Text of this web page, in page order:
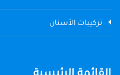
تركيبات الأسنان